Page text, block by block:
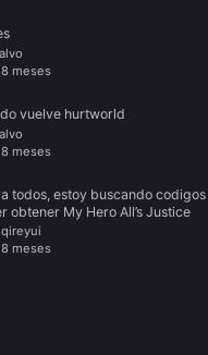
meses
vuelve hurtworld
meses
a todos, estoy buscando
obtener My Hero All’s Justice
meses